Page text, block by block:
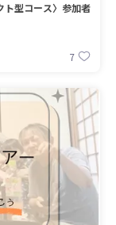
ト型コース〉参加者
7